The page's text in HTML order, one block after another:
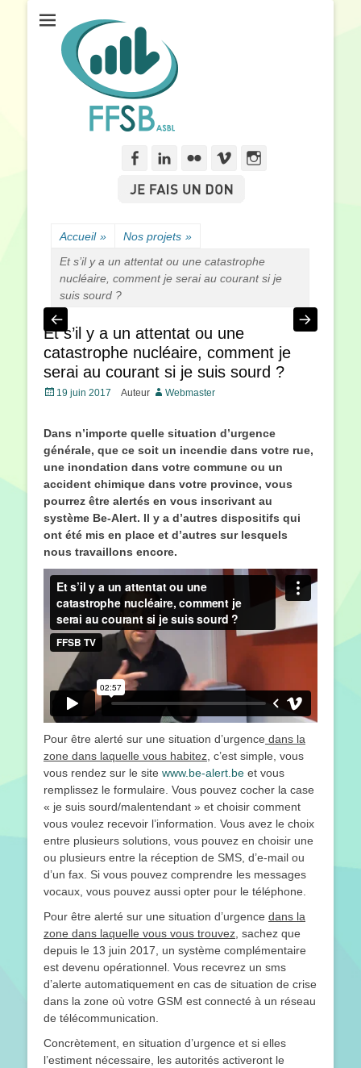
Fédération Francophone des Sourds de Belgique
FacebookLinkedln
Flickr Vimeo
Accueil » Nos projets »
Et s’il y a un attentat ou une catastrophe
nucléaire, comment je serai au courant si je
suis sourd ?
Et s’il y a un attentat ou une
catastrophe nucléaire, comment je
serai au courant si je suis sourd ?
Posté19 juin 2017 Auteur Webmaster
Dans n’importe quelle situation d’urgence
générale, que ce soit un incendie dans votre rue,
une inondation dans votre commune ou un
accident chimique dans votre province, vous
pourrez être alertés en vous inscrivant au
système Be-Alert. Il y a d’autres dispositifs qui
ont été mis en place et d’autres sur lesquels
nous travaillons encore.
Pour être alerté sur une situation d’urgence dans la
zone dans laquelle vous habitez, c’est simple, vous
vous rendez sur le site www.be-alert.be et vous
remplissez le formulaire. Vous pouvez cocher la case
« je suis sourd/malentendant » et choisir comment
vous voulez recevoir l’information. Vous avez le choix
entre plusieurs solutions, vous pouvez en choisir une
ou plusieurs entre la réception de SMS, d’e-mail ou
d’un fax. Si vous pouvez comprendre les messages
vocaux, vous pouvez aussi opter pour le téléphone.
Pour être alerté sur une situation d’urgence dans la
zone dans laquelle vous vous trouvez, sachez que
depuis le 13 juin 2017, un système complémentaire
est devenu opérationnel. Vous recevrez un sms
d’alerte automatiquement en cas de situation de crise
dans la zone où votre GSM est connecté à un réseau
de télécommunication.
Concrètement, en situation d’urgence et si elles
l’estiment nécessaire, les autorités activeront le